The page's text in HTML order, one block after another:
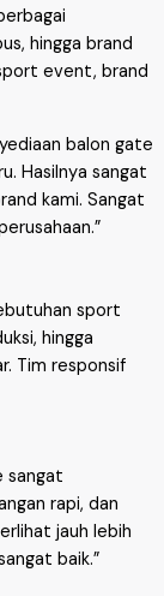
hingga brand
event, brand
balon gate
Hasilnya sangat
kami. Sangat
sport
hingga
Tim responsif
sangat
rapi, dan
jauh lebih
baik.”